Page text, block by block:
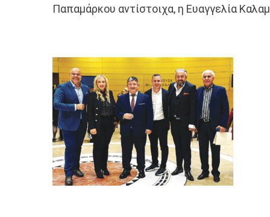
Παπαμάρκου αντίστοιχα, η Ευαγγελία